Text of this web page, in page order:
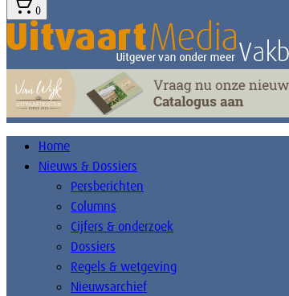
0
Home
Nieuws & Dossiers
Persberichten
Columns
Cijfers & onderzoek
Dossiers
Regels & wetgeving
Nieuwsarchief